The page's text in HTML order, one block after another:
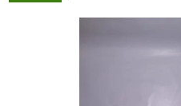
produktu